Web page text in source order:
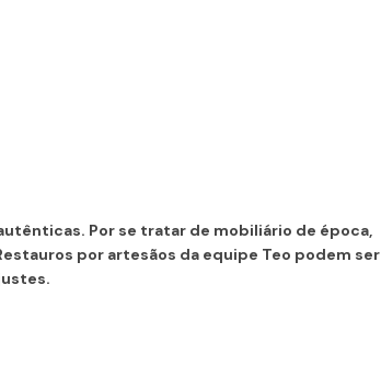
Por se tratar de mobiliário de época,
por artesãos da equipe Teo podem ser